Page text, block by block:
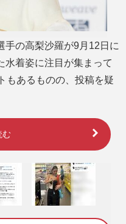
手の高梨沙羅が9月12日に
水着姿に注目が集まって
もあるものの、投稿を疑
む